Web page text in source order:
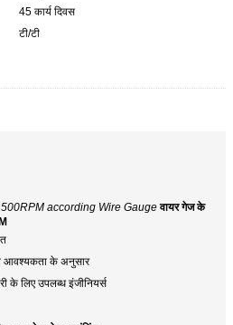
45 कार्य दिवस
टी/टी
according Wire Gauge वायर गेज के
आवश्यकता के अनुसार
के लिए उपलब्ध इंजीनियर्स